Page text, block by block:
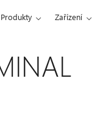
Produkty Zařízení